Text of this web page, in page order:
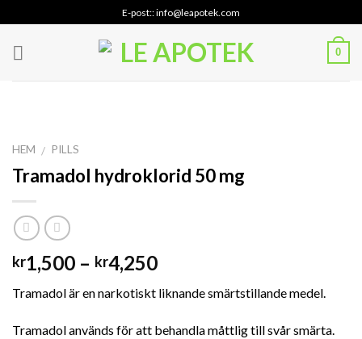
to
content
E-post:: info@leapotek.com
0
HEM / PILLS
Tramadol hydroklorid 50 mg
kr1,500 – kr4,250Prisintervall:
till
kr4,250
Tramadol är en narkotiskt liknande smärtstillande medel.
Tramadol används för att behandla måttlig till svår smärta.